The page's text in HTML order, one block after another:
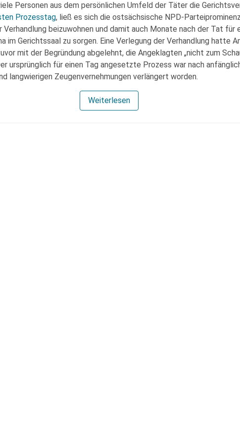
Personen aus dem persönlichen Umfeld der Täter die
Prozesstag, ließ es sich die ostsächsische NPD-
Verhandlung beizuwohnen und damit auch Monate nach der Tat für
im Gerichtssaal zu sorgen. Eine Verlegung der Verhandlung hatte
mit der Begründung abgelehnt, die Angeklagten „nicht zum
ursprünglich für einen Tag angesetzte Prozess war nach
langwierigen Zeugenvernehmungen verlängert worden.
Weiterlesen